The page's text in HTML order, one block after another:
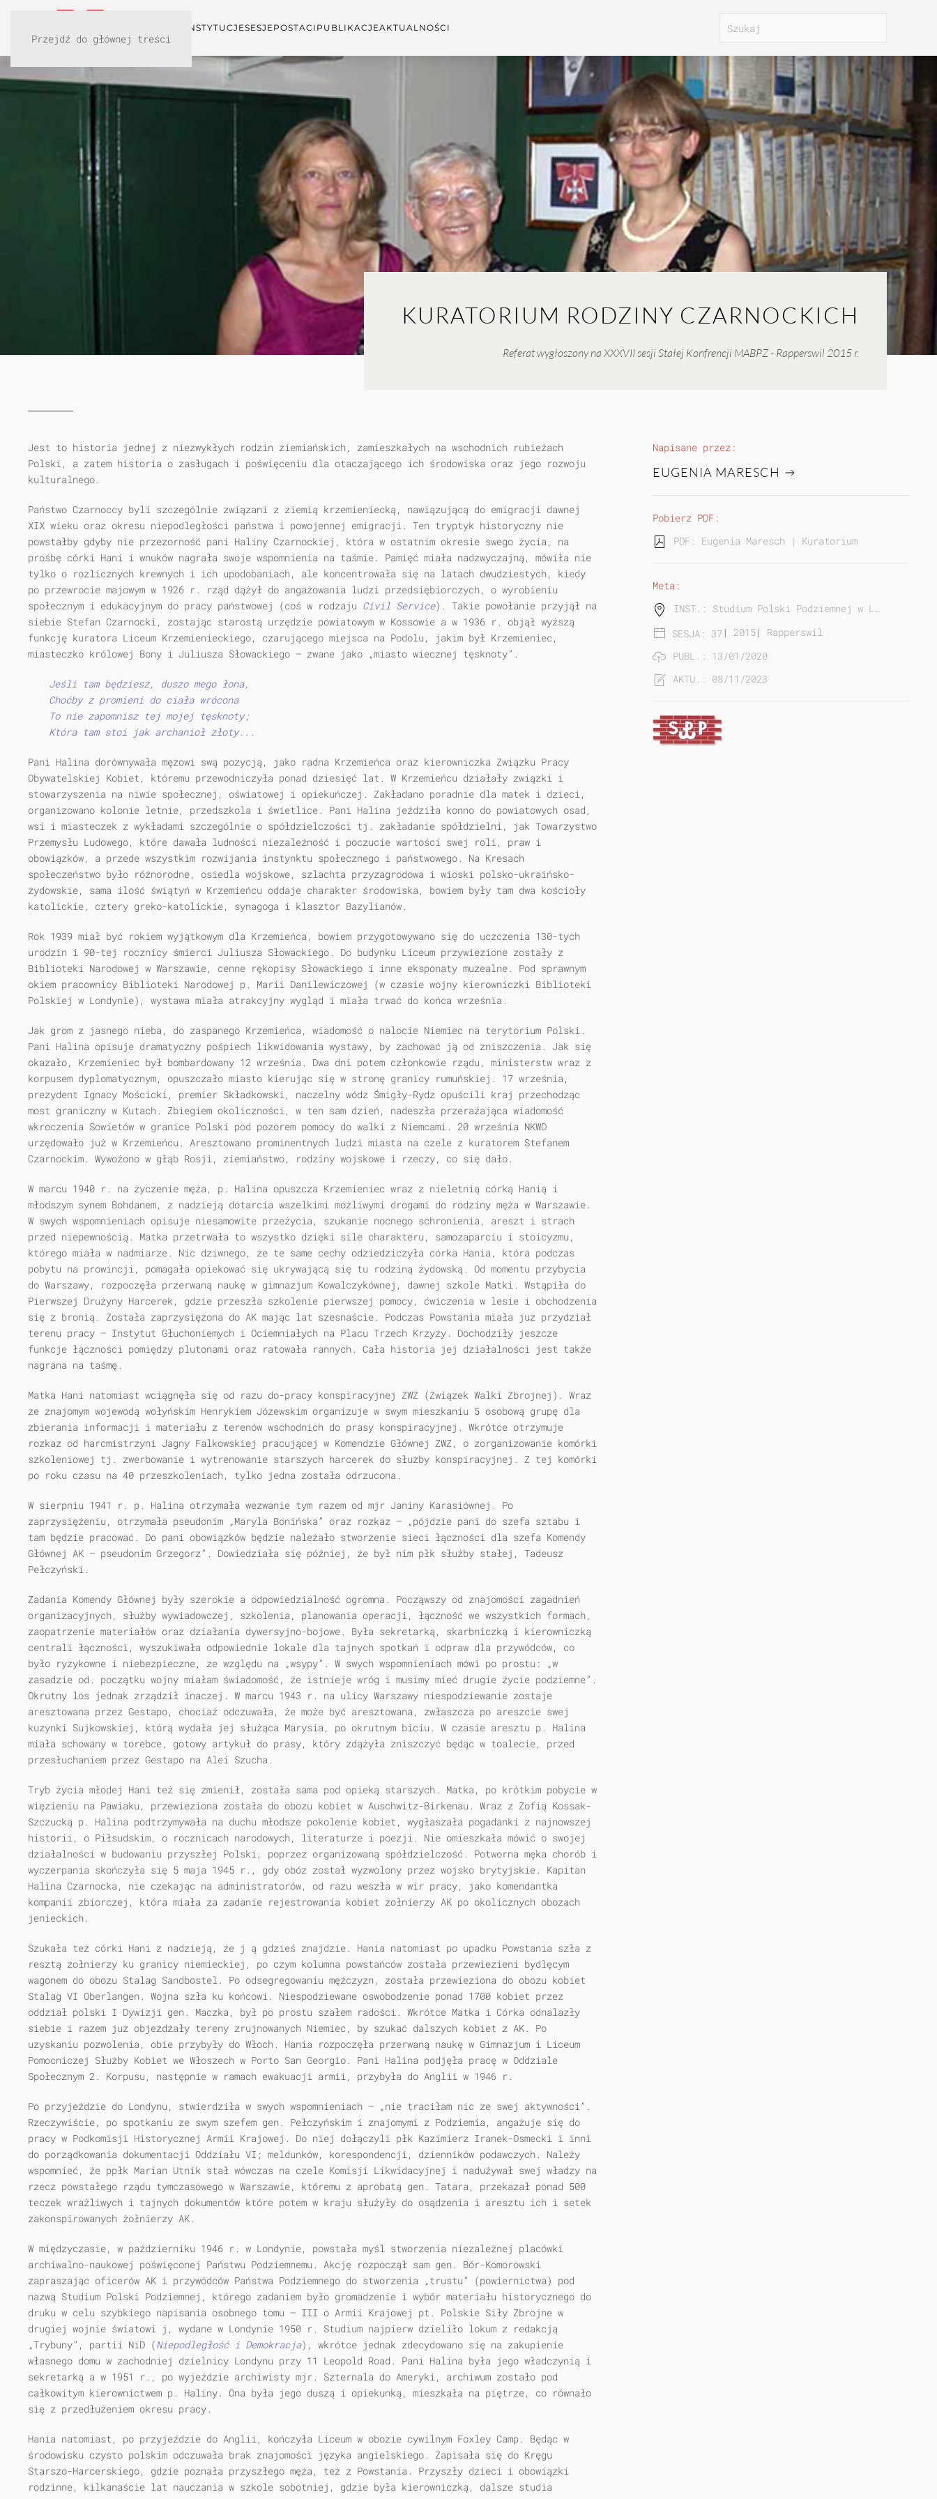
Przejdź do głównej treści
INSTYTUCJESESJEPOSTACI PUBLIKACJEAKTUALNOŚCI
KURATORIUM RODZINY CZARNOCKICH
Referat wygłoszony na XXXVII sesji Stałej Konfrencji MABPZ - Rapperswil 2015 r.
Jest to historia jednej z niezwykłych rodzin ziemiańskich, zamieszkałych na wschodnich rubieżach
Polski, a zatem historia o zasługach i poświęceniu dla otaczającego ich środowiska oraz jego rozwoju
kulturalnego.
Państwo Czarnoccy byli szczególnie związani z ziemią krzemieniecką, nawiązującą do emigracji dawnej
XIX wieku oraz okresu niepodległości państwa i powojennej emigracji. Ten tryptyk historyczny nie
powstałby gdyby nie przezorność pani Haliny Czarnockiej, która w ostatnim okresie swego życia, na
prośbę córki Hani i wnuków nagrała swoje wspomnienia na taśmie. Pamięć miała nadzwyczajną, mówiła nie
tylko o rozlicznych krewnych i ich upodobaniach, ale koncentrowała się na latach dwudziestych, kiedy
po przewrocie majowym w 1926 r. rząd dążył do angażowania ludzi przedsiębiorczych, o wyrobieniu
społecznym i edukacyjnym do pracy państwowej (coś w rodzaju Civil Service). Takie powołanie przyjął na
siebie Stefan Czarnocki, zostając starostą urzędzie powiatowym w Kossowie a w 1936 r. objął wyższą
funkcję kuratora Liceum Krzemienieckiego, czarującego miejsca na Podolu, jakim był Krzemieniec,
miasteczko królowej Bony i Juliusza Słowackiego — zwane jako „miasto wiecznej tęsknoty”.
Jeśli tam będziesz, duszo mego łona,
Choćby z promieni do ciała wrócona
To nie zapomnisz tej mojej tęsknoty;
Która tam stoi jak archanioł złoty...
Pani Halina dorównywała mężowi swą pozycją, jako radna Krzemieńca oraz kierowniczka Związku Pracy
Obywatelskiej Kobiet, któremu przewodniczyła ponad dziesięć lat. W Krzemieńcu działały związki i
stowarzyszenia na niwie społecznej, oświatowej i opiekuńczej. Zakładano poradnie dla matek i dzieci,
organizowano kolonie letnie, przedszkola i świetlice. Pani Halina jeździła konno do powiatowych osad,
wsi i miasteczek z wykładami szczególnie o spółdzielczości tj. zakładanie spółdzielni, jak Towarzystwo
Przemysłu Ludowego, które dawała ludności niezależność i poczucie wartości swej roli, praw i
obowiązków, a przede wszystkim rozwijania instynktu społecznego i państwowego. Na Kresach
społeczeństwo było różnorodne, osiedla wojskowe, szlachta przyzagrodowa i wioski polsko-ukraińsko-
żydowskie, sama ilość świątyń w Krzemieńcu oddaje charakter środowiska, bowiem były tam dwa kościoły
katolickie, cztery greko-katolickie, synagoga i klasztor Bazylianów.
Rok 1939 miał być rokiem wyjątkowym dla Krzemieńca, bowiem przygotowywano się do uczczenia 130-tych
urodzin i 90-tej rocznicy śmierci Juliusza Słowackiego. Do budynku Liceum przywiezione zostały z
Biblioteki Narodowej w Warszawie, cenne rękopisy Słowackiego i inne eksponaty muzealne. Pod sprawnym
okiem pracownicy Biblioteki Narodowej p. Marii Danilewiczowej (w czasie wojny kierowniczki Biblioteki
Polskiej w Londynie), wystawa miała atrakcyjny wygląd i miała trwać do końca września.
Jak grom z jasnego nieba, do zaspanego Krzemieńca, wiadomość o nalocie Niemiec na terytorium Polski.
Pani Halina opisuje dramatyczny pośpiech likwidowania wystawy, by zachować ją od zniszczenia. Jak się
okazało, Krzemieniec był bombardowany 12 września. Dwa dni potem członkowie rządu, ministerstw wraz z
korpusem dyplomatycznym, opuszczało miasto kierując się w stronę granicy rumuńskiej. 17 września,
prezydent Ignacy Mościcki, premier Składkowski, naczelny wódz Śmigły-Rydz opuścili kraj przechodząc
most graniczny w Kutach. Zbiegiem okoliczności, w ten sam dzień, nadeszła przerażająca wiadomość
wkroczenia Sowietów w granice Polski pod pozorem pomocy do walki z Niemcami. 20 września NKWD
urzędowało już w Krzemieńcu. Aresztowano prominentnych ludzi miasta na czele z kuratorem Stefanem
Czarnockim. Wywożono w głąb Rosji, ziemiaństwo, rodziny wojskowe i rzeczy, co się dało.
W marcu 1940 r. na życzenie męża, p. Halina opuszcza Krzemieniec wraz z nieletnią córką Hanią i
młodszym synem Bohdanem, z nadzieją dotarcia wszelkimi możliwymi drogami do rodziny męża w Warszawie.
W swych wspomnieniach opisuje niesamowite przeżycia, szukanie nocnego schronienia, areszt i strach
przed niepewnością. Matka przetrwała to wszystko dzięki sile charakteru, samozaparciu i stoicyzmu,
którego miała w nadmiarze. Nic dziwnego, że te same cechy odziedziczyła córka Hania, która podczas
pobytu na prowincji, pomagała opiekować się ukrywającą się tu rodziną żydowską. Od momentu przybycia
do Warszawy, rozpoczęła przerwaną naukę w gimnazjum Kowalczykównej, dawnej szkole Matki. Wstąpiła do
Pierwszej Drużyny Harcerek, gdzie przeszła szkolenie pierwszej pomocy, ćwiczenia w lesie i obchodzenia
się z bronią. Została zaprzysiężona do AK mając lat szesnaście. Podczas Powstania miała już przydział
terenu pracy — Instytut Głuchoniemych i Ociemniałych na Placu Trzech Krzyży. Dochodziły jeszcze
funkcje łączności pomiędzy plutonami oraz ratowała rannych. Cała historia jej działalności jest także
nagrana na taśmę.
Matka Hani natomiast wciągnęła się od razu do-pracy konspiracyjnej ZWZ (Związek Walki Zbrojnej). Wraz
ze znajomym wojewodą wołyńskim Henrykiem Józewskim organizuje w swym mieszkaniu 5 osobową grupę dla
zbierania informacji i materiału z terenów wschodnich do prasy konspiracyjnej. Wkrótce otrzymuje
rozkaz od harcmistrzyni Jagny Falkowskiej pracującej w Komendzie Głównej ZWZ, o zorganizowanie komórki
szkoleniowej tj. zwerbowanie i wytrenowanie starszych harcerek do służby konspiracyjnej. Z tej komórki
po roku czasu na 40 przeszkoleniach, tylko jedna została odrzucona.
W sierpniu 1941 r. p. Halina otrzymała wezwanie tym razem od mjr Janiny Karasiównej. Po
zaprzysiężeniu, otrzymała pseudonim „Maryla Bonińska” oraz rozkaz — „pójdzie pani do szefa sztabu i
tam będzie pracować. Do pani obowiązków będzie należało stworzenie sieci łączności dla szefa Komendy
Głównej AK — pseudonim Grzegorz”. Dowiedziała się później, że był nim płk służby stałej, Tadeusz
Pełczyński.
Zadania Komendy Głównej były szerokie a odpowiedzialność ogromna. Począwszy od znajomości zagadnień
organizacyjnych, służby wywiadowczej, szkolenia, planowania operacji, łączność we wszystkich formach,
zaopatrzenie materiałów oraz działania dywersyjno-bojowe. Była sekretarką, skarbniczką i kierowniczką
centrali łączności, wyszukiwała odpowiednie lokale dla tajnych spotkań i odpraw dla przywódców, co
było ryzykowne i niebezpieczne, ze względu na „wsypy”. W swych wspomnieniach mówi po prostu: „w
zasadzie od. początku wojny miałam świadomość, że istnieje wróg i musimy mieć drugie życie podziemne”.
Okrutny los jednak zrządził inaczej. W marcu 1943 r. na ulicy Warszawy niespodziewanie zostaje
aresztowana przez Gestapo, chociaż odczuwała, że może być aresztowana, zwłaszcza po areszcie swej
kuzynki Sujkowskiej, którą wydała jej służąca Marysia, po okrutnym biciu. W czasie aresztu p. Halina
miała schowany w torebce, gotowy artykuł do prasy, który zdążyła zniszczyć będąc w toalecie, przed
przesłuchaniem przez Gestapo na Alei Szucha.
Tryb życia młodej Hani też się zmienił, została sama pod opieką starszych. Matka, po krótkim pobycie w
więzieniu na Pawiaku, przewieziona została do obozu kobiet w Auschwitz-Birkenau. Wraz z Zofią Kossak-
Szczucką p. Halina podtrzymywała na duchu młodsze pokolenie kobiet, wygłaszała pogadanki z najnowszej
historii, o Piłsudskim, o rocznicach narodowych, literaturze i poezji. Nie omieszkała mówić o swojej
działalności w budowaniu przyszłej Polski, poprzez organizowaną spółdzielczość. Potworna męka chorób i
wyczerpania skończyła się 5 maja 1945 r., gdy obóz został wyzwolony przez wojsko brytyjskie. Kapitan
Halina Czarnocka, nie czekając na administratorów, od razu weszła w wir pracy, jako komendantka
kompanii zbiorczej, która miała za zadanie rejestrowania kobiet żołnierzy AK po okolicznych obozach
jenieckich.
Szukała też córki Hani z nadzieją, że j ą gdzieś znajdzie. Hania natomiast po upadku Powstania szła z
resztą żołnierzy ku granicy niemieckiej, po czym kolumna powstańców została przewiezieni bydlęcym
wagonem do obozu Stalag Sandbostel. Po odsegregowaniu mężczyzn, została przewieziona do obozu kobiet
Stalag VI Oberlangen. Wojna szła ku końcowi. Niespodziewane oswobodzenie ponad 1700 kobiet przez
oddział polski I Dywizji gen. Maczka, był po prostu szałem radości. Wkrótce Matka i Córka odnalazły
siebie i razem już objeżdżały tereny zrujnowanych Niemiec, by szukać dalszych kobiet z AK. Po
uzyskaniu pozwolenia, obie przybyły do Włoch. Hania rozpoczęła przerwaną naukę w Gimnazjum i Liceum
Pomocniczej Służby Kobiet we Włoszech w Porto San Georgio. Pani Halina podjęła pracę w Oddziale
Społecznym 2. Korpusu, następnie w ramach ewakuacji armii, przybyła do Anglii w 1946 r.
Po przyjeździe do Londynu, stwierdziła w swych wspomnieniach — „nie traciłam nic ze swej aktywności”.
Rzeczywiście, po spotkaniu ze swym szefem gen. Pełczyńskim i znajomymi z Podziemia, angażuje się do
pracy w Podkomisji Historycznej Armii Krajowej. Do niej dołączyli płk Kazimierz Iranek-Osmecki i inni
do porządkowania dokumentacji Oddziału VI; meldunków, korespondencji, dzienników podawczych. Należy
wspomnieć, że ppłk Marian Utnik stał wówczas na czele Komisji Likwidacyjnej i nadużywał swej władzy na
rzecz powstałego rządu tymczasowego w Warszawie, któremu z aprobatą gen. Tatara, przekazał ponad 500
teczek wrażliwych i tajnych dokumentów które potem w kraju służyły do osądzenia i aresztu ich i setek
zakonspirowanych żołnierzy AK.
W międzyczasie, w październiku 1946 r. w Londynie, powstała myśl stworzenia niezależnej placówki
archiwalno-naukowej poświęconej Państwu Podziemnemu. Akcję rozpoczął sam gen. Bór-Komorowski
zapraszając oficerów AK i przywódców Państwa Podziemnego do stworzenia „trustu” (powiernictwa) pod
nazwą Studium Polski Podziemnej, którego zadaniem było gromadzenie i wybór materiału historycznego do
druku w celu szybkiego napisania osobnego tomu — III o Armii Krajowej pt. Polskie Siły Zbrojne w
drugiej wojnie światowi j, wydane w Londynie 1950 r. Studium najpierw dzieliło lokum z redakcją
„Trybuny”, partii NiD (Niepodległość i Demokracja), wkrótce jednak zdecydowano się na zakupienie
własnego domu w zachodniej dzielnicy Londynu przy 11 Leopold Road. Pani Halina była jego władczynią i
sekretarką a w 1951 r., po wyjeździe archiwisty mjr. Szternala do Ameryki, archiwum zostało pod
całkowitym kierownictwem p. Haliny. Ona była jego duszą i opiekunką, mieszkała na piętrze, co równało
się z przedłużeniem okresu pracy.
Hania natomiast, po przyjeździe do Anglii, kończyła Liceum w obozie cywilnym Foxley Camp. Będąc w
środowisku czysto polskim odczuwała brak znajomości języka angielskiego. Zapisała się do Kręgu
Starszo-Harcerskiego, gdzie poznała przyszłego męża, też z Powstania. Przyszły dzieci i obowiązki
rodzinne, kilkanaście lat nauczania w szkole sobotniej, gdzie była kierowniczką, dalsze studia
Napisane przez:
EUGENIA MARESCH
Pobierz PDF:
PDF: Eugenia Maresch | Kuratorium rodziny
Meta:
INST.: Studium Polski Podziemnej w L…
SESJA: 37| 2015| Rapperswil
PUBL.: 13/01/2020
AKTU.: 08/11/2023